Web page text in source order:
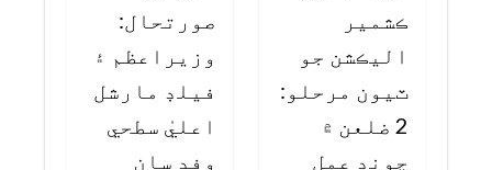
ڪشمير
اليڪشن جو
ٽيون مرحلو:
2 ضلعن ۾
چونڊ عمل
صورتحال:
وزيراعظم ۽
فيلڊ مارشل
اعليٰ سطحي
وفد سان